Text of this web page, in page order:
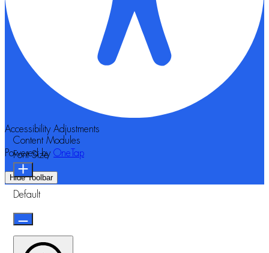
Accessibility Adjustments
Powered by OneTap
Hide Toolbar
Content Modules
Font Size
Default